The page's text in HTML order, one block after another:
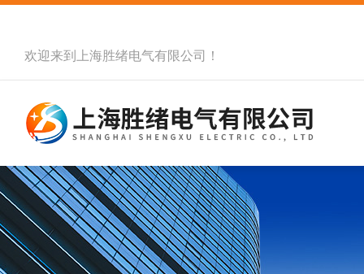
欢迎来到 上海胜绪电气有限公司 ！